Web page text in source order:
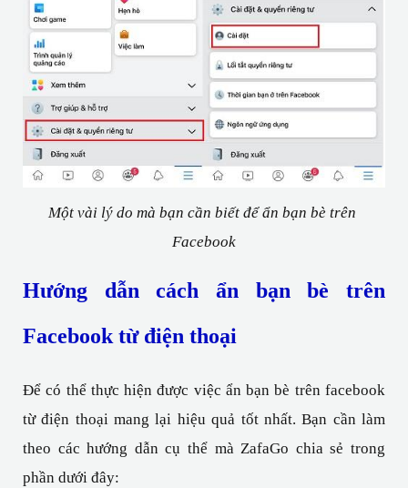
Một vài lý do mà bạn cần biết để ẩn bạn bè trên
Facebook
Hướng dẫn cách ẩn bạn bè trên
Facebook từ điện thoại
Để có thể thực hiện được việc ẩn bạn bè trên facebook
từ điện thoại mang lại hiệu quả tốt nhất. Bạn cần làm
theo các hướng dẫn cụ thể mà ZafaGo chia sẻ trong
phần dưới đây: